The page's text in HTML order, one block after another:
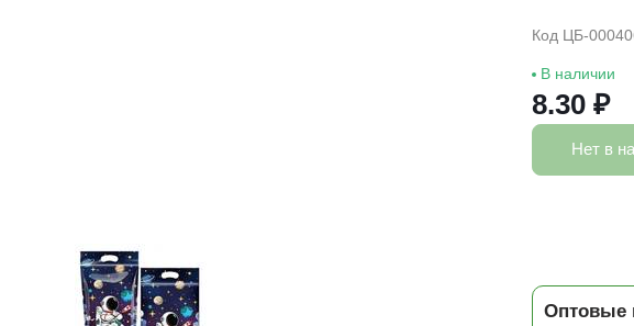
Код ЦБ-
В наличии
8.30 ₽
Нет в
Оптовые